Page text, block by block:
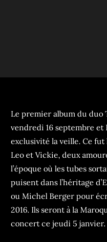
Le premier album du duo
vendredi 16 septembre et
exclusivité la veille. Ce fut
Leo et Vickie, deux
l’époque où les tubes
puisent dans l’héritage
ou Michel Berger pour
2016. Ils seront à la
concert ce jeudi 5 janvier.